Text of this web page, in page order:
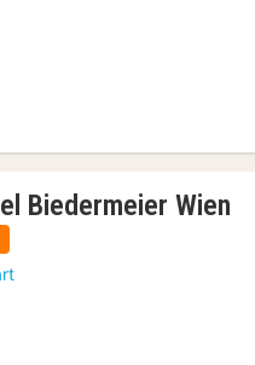
Biedermeier Wien